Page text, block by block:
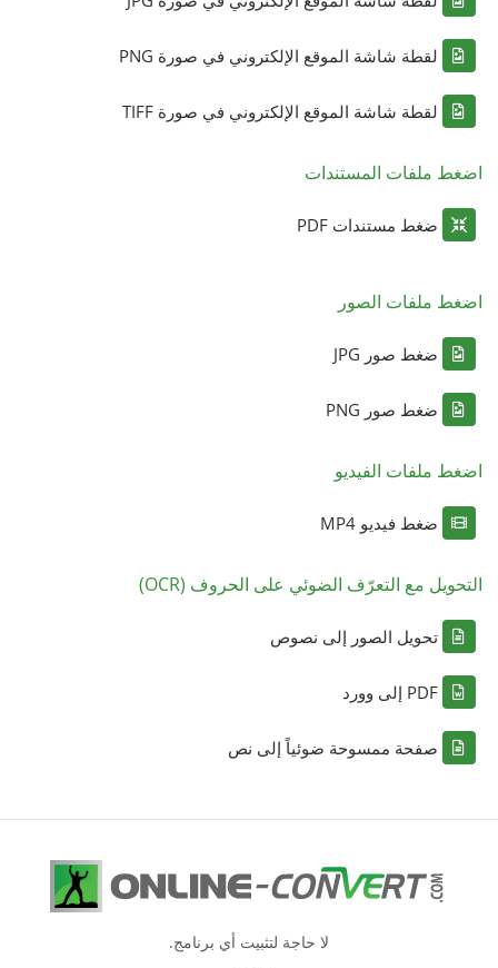
لقطة شاشة الموقع الإلكتروني في صورة PNG
لقطة شاشة الموقع الإلكتروني في صورة TIFF
اضغط ملفات المستندات
ضغط مستندات PDF
اضغط ملفات الصور
ضغط صور JPG
ضغط صور PNG
اضغط ملفات الفيديو
ضغط فيديو MP4
التحويل مع التعرّف الضوئي على الحروف (OCR)
تحويل الصور إلى نصوص
PDF إلى وورد
صفحة ممسوحة ضوئياً إلى نص
لا حاجة لتثبيت أي برنامج.